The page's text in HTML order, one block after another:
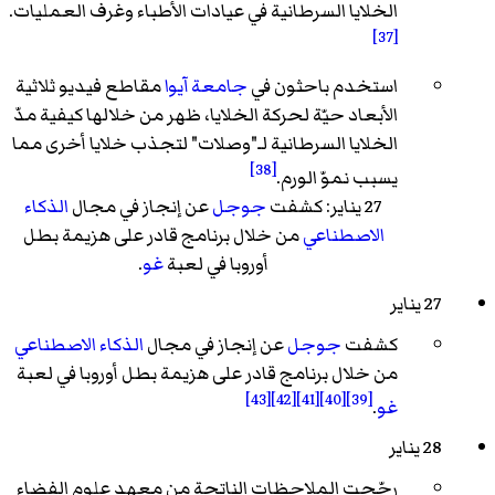
الخلايا السرطانية في عيادات الأطباء وغرف العمليات.
[37]
استخدم باحثون فيجامعة آيوامقاطع فيديو ثلاثية
الأبعاد حيّة لحركة الخلايا، ظهر من خلالها كيفية مدّ
الخلايا السرطانية لـ"وصلات" لتجذب خلايا أخرى مما
يسبب نموّ الورم.[38]
27 يناير: كشفت جوجلعن إنجاز في مجالالذكاء
الاصطناعيمن خلال برنامج قادر على هزيمة بطل
أوروبا في لعبةغو.
27 يناير
كشفتجوجلعن إنجاز في مجالالذكاء الاصطناعي
من خلال برنامج قادر على هزيمة بطل أوروبا في لعبة
غو.
[39]
[40]
[41]
[42]
[43]
28 يناير
رجّحت الملاحظات الناتجة من معهد علوم الفضاء